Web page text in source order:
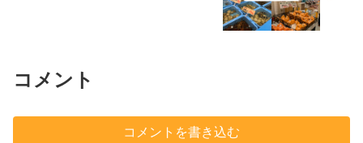
コメント
コメントを書き込む